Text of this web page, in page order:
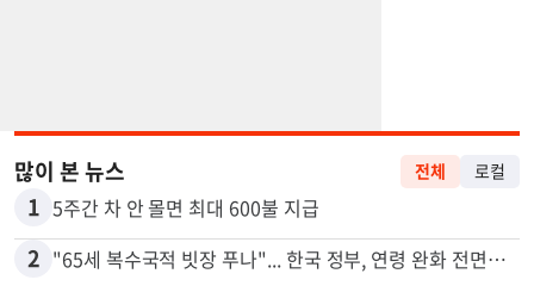
많이 본 뉴스
1 5주간 차 안 몰면 최대 600불 지급